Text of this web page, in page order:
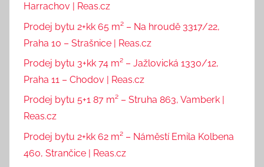
Harrachov | Reas.cz
Prodej bytu 2+kk 65 m² – Na hroudě 3317/22,
Praha 10 – Strašnice | Reas.cz
Prodej bytu 3+kk 74 m² – Jažlovická 1330/12,
Praha 11 – Chodov | Reas.cz
Prodej bytu 5+1 87 m² – Struha 863, Vamberk |
Reas.cz
Prodej bytu 2+kk 62 m² – Náměstí Emila Kolbena
460, Strančice | Reas.cz